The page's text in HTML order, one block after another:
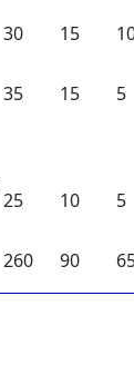
30 15
35 15 5
25 10 5
260 90